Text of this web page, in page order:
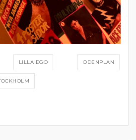
LILLA EGO ODENPLAN